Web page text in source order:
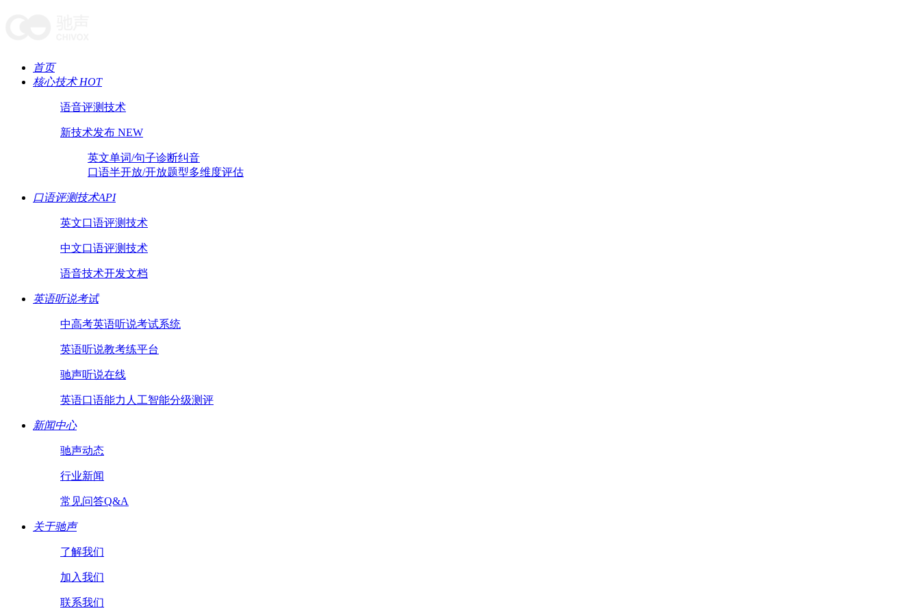
首页
核心技术 HOT
语音评测技术
新技术发布 NEW
英文单词/句子诊断纠音
口语半开放/开放题型多维度评估
口语评测技术API
英文口语评测技术
中文口语评测技术
语音技术开发文档
英语听说考试
中高考英语听说考试系统
英语听说教考练平台
驰声听说在线
英语口语能力人工智能分级测评
新闻中心
驰声动态
行业新闻
常见问答Q&A
关于驰声
了解我们
加入我们
联系我们